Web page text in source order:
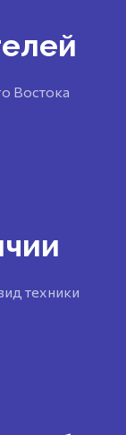
Востока
техники